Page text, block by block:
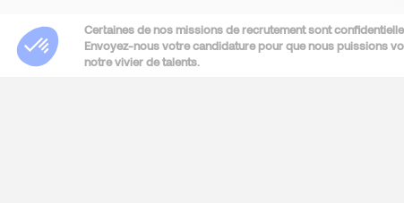
Certaines de nos missions de recrutement sont
Envoyez-nous votre candidature pour que nous puissions
notre vivier de talents.